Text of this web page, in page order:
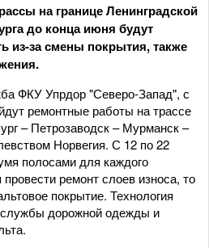
на границе Ленинградской
до конца июня будут
из-за смены покрытия, также
ФКУ Упрдор "Северо-Запад", с
ремонтные работы на трассе
– Петрозаводск – Мурманск –
Норвегия. С 12 по 22
полосами для каждого
ремонт слоев износа, то
покрытие. Технология
службы дорожной одежды и